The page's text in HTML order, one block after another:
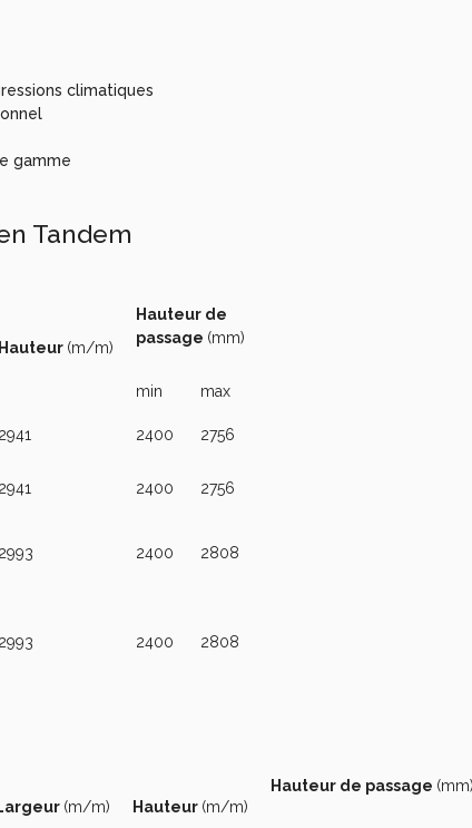
climatiques
gamme
Tandem
Hauteur (m/m)
Hauteur de
passage (mm)
min max
2941 2400 2756
2941 2400 2756
2993 2400 2808
2993 2400 2808
(m/m) Hauteur (m/m)
Hauteur de passage